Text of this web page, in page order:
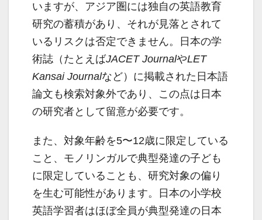
いますが、アジア圏には独自の英語教育
研究の蓄積があり、それが見落とされて
いるリスクは否定できません。日本の学
術誌（たとえばJACET JournalやLET
Kansai Journalなど）に掲載された日本語
論文も検索対象外であり、この点は日本
の研究者として留意が必要です。
また、対象年齢を5〜12歳に限定している
こと、モノリンガルで典型発達の子ども
に限定していることも、研究対象の偏り
を生む可能性があります。日本の小学校
英語学習者はほぼ全員が典型発達の日本